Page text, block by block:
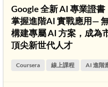
Google 全新 AI 專業證
掌握進階AI 實戰應用—
構建專屬 AI 方案，成為
頂尖新世代人才
Coursera 線上課程 AI 進階